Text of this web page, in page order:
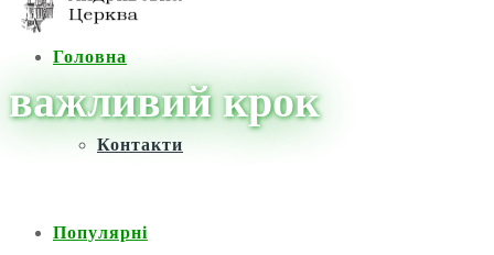
Головна
Контакти
Популярні
важливий крок